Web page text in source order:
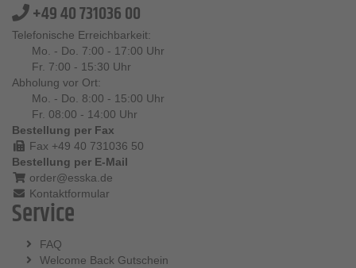
+49 40 731036 00
Telefonische Erreichbarkeit:
Mo. - Do. 7:00 - 17:00 Uhr
Fr. 7:00 - 15:30 Uhr
Abholung vor Ort:
Mo. - Do. 8:00 - 15:00 Uhr
Fr. 08:00 - 14:00 Uhr
Bestellung per Fax
Fax +49 40 731036 50
Bestellung per E-Mail
order@esska.de
Kontaktformular
Service
FAQ
Welcome Back Gutschein